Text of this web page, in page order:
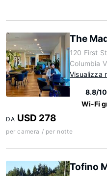
The
120 First
Columbia
Visualizza
8.8/10
Wi-Fi
DA USD 278
per camera / per notte
Tofino